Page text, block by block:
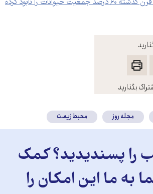
بگذارید
انسان در نیم قرن گذشته ۶۰ درصد جمعیت حیوانات را نابود کرده
مجله روز محیط زیست
را پسندیدید؟ کمک
به ما این امکان را